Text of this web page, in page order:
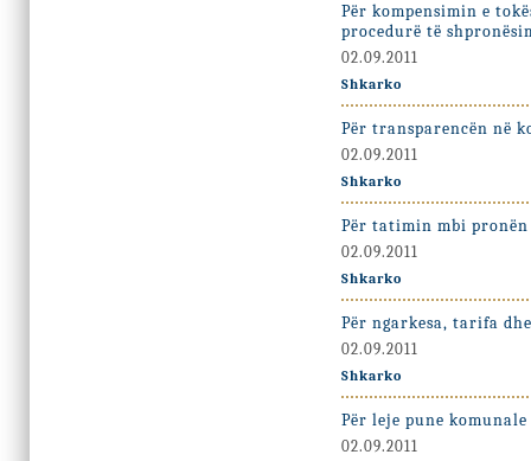
Për kompensimin e
procedurë të
02.09.2011
Shkarko
Për transparencën në
02.09.2011
Shkarko
Për tatimin mbi
02.09.2011
Shkarko
Për ngarkesa, tarifa
02.09.2011
Shkarko
Për leje pune
02.09.2011